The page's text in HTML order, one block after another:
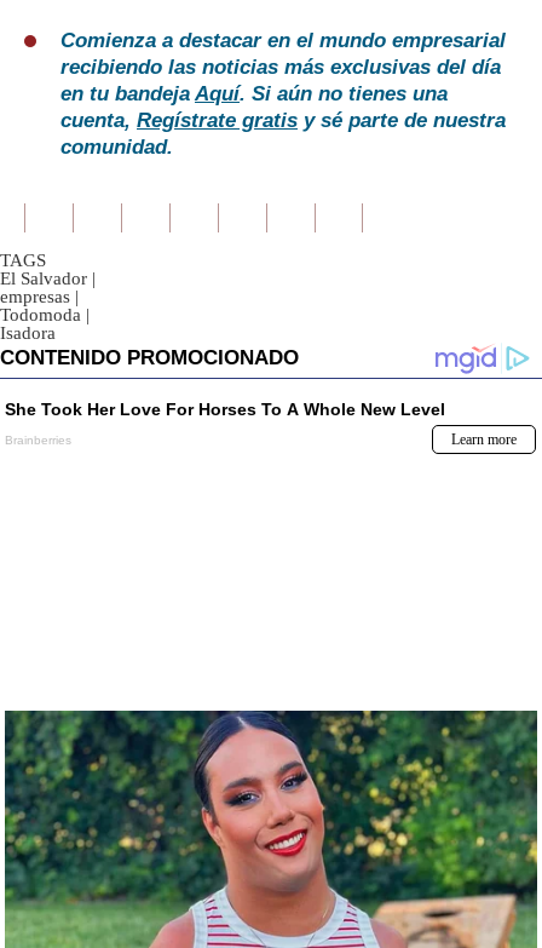
Comienza a destacar en el mundo empresarial
recibiendo las noticias más exclusivas del día
en tu bandejaAquí. Si aún no tienes una
cuenta, Regístrate gratis y sé parte de nuestra
comunidad.
TAGS
El Salvador |
empresas |
Todomoda |
Isadora